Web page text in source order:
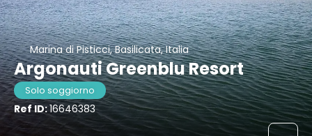
Marina di Pisticci, Basilicata, Italia
Argonauti Greenblu Resort
Solo soggiorno
Ref ID:16646383